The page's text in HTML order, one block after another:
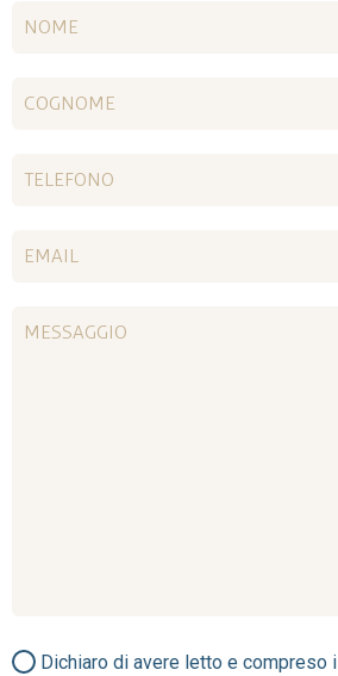
Dichiaro di avere letto e compreso i